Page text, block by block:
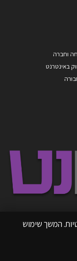
וחברה
באינטרנט
המשך שימוש